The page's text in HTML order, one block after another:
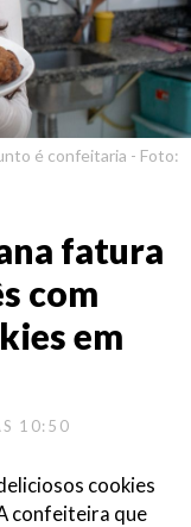
é confeitaria - Foto:
fatura
com
em
10:50
cookies
confeiteira que